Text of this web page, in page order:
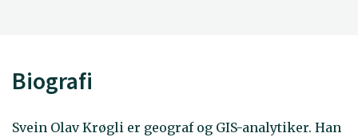
Biografi
Svein Olav Krøgli er geograf og GIS-analytiker. Han